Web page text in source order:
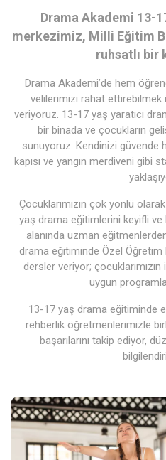
Drama Akademi 13-
merkezimiz, Milli Eğitim
ruhsatlı bir
Drama Akademi’de hem
velilerimizi rahat
veriyoruz. 13-17 yaş yaratıcı
bir binada ve çocukların
sunuyoruz. Kendinizi güvende
kapısı ve yangın merdiveni gibi
Çocuklarımızın çok yönlü
yaş drama eğitimlerini keyifli
alanında uzman
drama eğitiminde Özel Öğretim
dersler veriyor;
uygun
13-17 yaş drama eğitiminde
rehberlik öğretmenlerimizle
başarılarını takip ediyor,